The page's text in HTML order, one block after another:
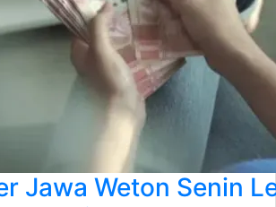
Jawa Weton Senin